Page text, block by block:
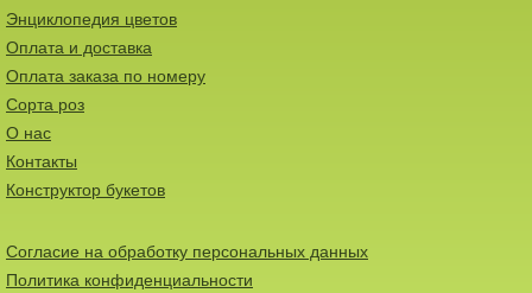
Энциклопедия цветов
Оплата и доставка
Оплата заказа по номеру
Сорта роз
О нас
Контакты
Конструктор букетов
Согласие на обработку персональных данных
Политика конфиденциальности